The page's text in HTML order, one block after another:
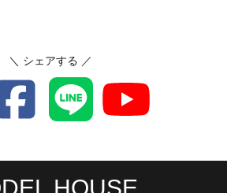
＼ シェアする ／